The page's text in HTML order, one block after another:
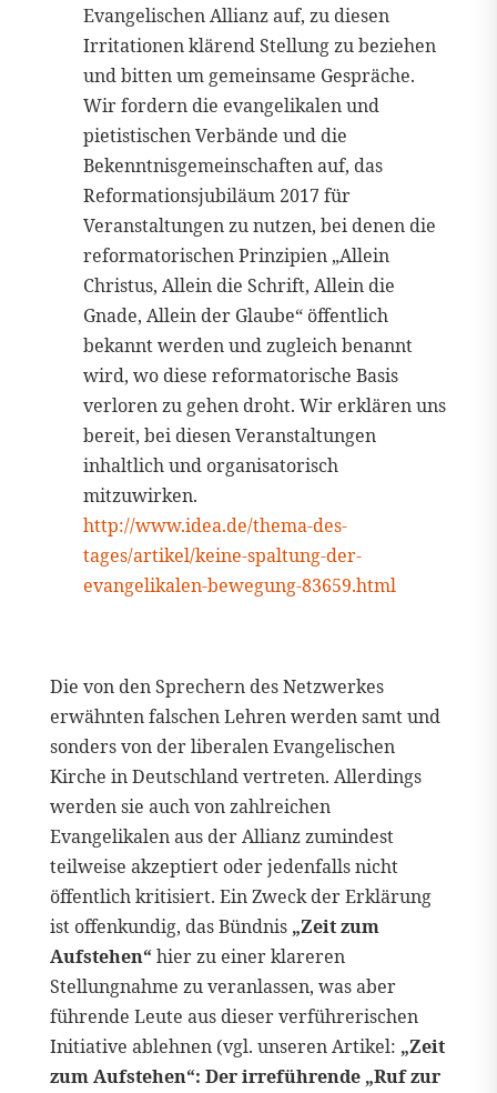
Evangelischen Allianz auf, zu diesen
Irritationen klärend Stellung zu beziehen
und bitten um gemeinsame Gespräche.
Wir fordern die evangelikalen und
pietistischen Verbände und die
Bekenntnisgemeinschaften auf, das
Reformationsjubiläum 2017 für
Veranstaltungen zu nutzen, bei denen die
reformatorischen Prinzipien „Allein
Christus, Allein die Schrift, Allein die
Gnade, Allein der Glaube“ öffentlich
bekannt werden und zugleich benannt
wird, wo diese reformatorische Basis
verloren zu gehen droht. Wir erklären uns
bereit, bei diesen Veranstaltungen
inhaltlich und organisatorisch
mitzuwirken.
http://www.idea.de/thema-des-
tages/artikel/keine-spaltung-der-
evangelikalen-bewegung-83659.html
Die von den Sprechern des Netzwerkes
erwähnten falschen Lehren werden samt und
sonders von der liberalen Evangelischen
Kirche in Deutschland vertreten. Allerdings
werden sie auch von zahlreichen
Evangelikalen aus der Allianz zumindest
teilweise akzeptiert oder jedenfalls nicht
öffentlich kritisiert. Ein Zweck der Erklärung
ist offenkundig, das Bündnis „Zeit zum
Aufstehen“ hier zu einer klareren
Stellungnahme zu veranlassen, was aber
führende Leute aus dieser verführerischen
Initiative ablehnen (vgl. unseren Artikel: „Zeit
zum Aufstehen“: Der irreführende „Ruf zur